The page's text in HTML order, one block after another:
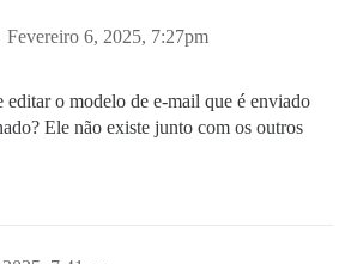
Fevereiro 6, 2025, 7:27pm
editar o modelo de e-mail que é enviado
Ele não existe junto com os outros